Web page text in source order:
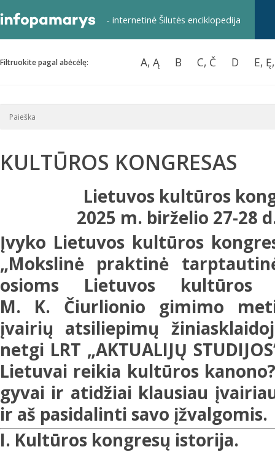
- internetinė Šilutės enciklopedija
Filtruokite pagal abėcėlę: A, Ą B C, Č D E,
KULTŪROS KONGRESAS
Lietuvos kultūros
2025 m. birželio 27-28
Įvyko Lietuvos kultūros
„Mokslinė praktinė
osioms Lietuvos kultūros
M. K. Čiurlionio gimimo
įvairių atsiliepimų
netgi LRT „AKTUALIJŲ
Lietuvai reikia kultūros
gyvai ir atidžiai klausiau
ir aš pasidalinti savo įžvalgomis.
I. Kultūros kongresų istorija.